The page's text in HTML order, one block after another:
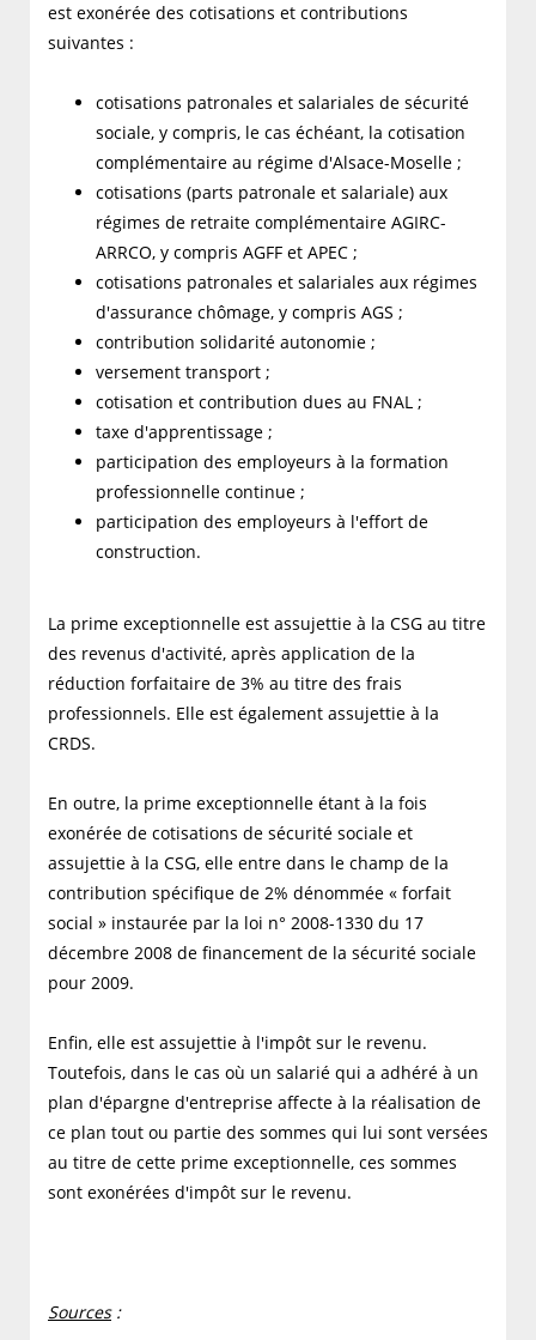
est exonérée des cotisations et contributions
suivantes :
cotisations patronales et salariales de sécurité
sociale, y compris, le cas échéant, la cotisation
complémentaire au régime d'Alsace-Moselle ;
cotisations (parts patronale et salariale) aux
régimes de retraite complémentaire AGIRC-
ARRCO, y compris AGFF et APEC ;
cotisations patronales et salariales aux régimes
d'assurance chômage, y compris AGS ;
contribution solidarité autonomie ;
versement transport ;
cotisation et contribution dues au FNAL ;
taxe d'apprentissage ;
participation des employeurs à la formation
professionnelle continue ;
participation des employeurs à l'effort de
construction.
La prime exceptionnelle est assujettie à la CSG au titre
des revenus d'activité, après application de la
réduction forfaitaire de 3% au titre des frais
professionnels. Elle est également assujettie à la
CRDS.
En outre, la prime exceptionnelle étant à la fois
exonérée de cotisations de sécurité sociale et
assujettie à la CSG, elle entre dans le champ de la
contribution spécifique de 2% dénommée « forfait
social » instaurée par la loi n° 2008-1330 du 17
décembre 2008 de financement de la sécurité sociale
pour 2009.
Enfin, elle est assujettie à l'impôt sur le revenu.
Toutefois, dans le cas où un salarié qui a adhéré à un
plan d'épargne d'entreprise affecte à la réalisation de
ce plan tout ou partie des sommes qui lui sont versées
au titre de cette prime exceptionnelle, ces sommes
sont exonérées d'impôt sur le revenu.
Sources: